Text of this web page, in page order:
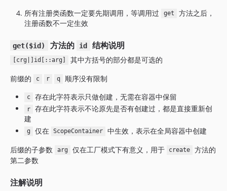
所有注册类函数一定要先期调用，等调用过
get
方法之后，
注册函数不一定生效
get($id) 方法的 id 结构说明
[crg|]id[::arg]
其中方括号的部分都是可选的
前缀的
c r q 顺序没有限制
c 存在此字符表示只做创建，无需在容器中保留
r
存在此字符表示不论原先是否有创建过，都是直接重新创
建
g 仅在 ScopeContainer
中生效，表示在全局容器中创建
后缀的子参数
arg 仅在工厂模式下有意义，用于 create
方法的
第二参数
注解说明